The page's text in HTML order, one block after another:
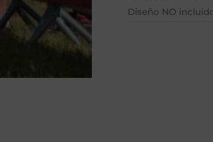
Diseño NO